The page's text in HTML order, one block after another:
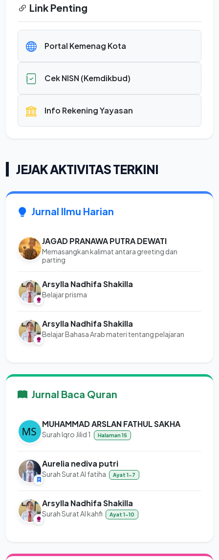
Link Penting
Portal Kemenag Kota
Cek NISN (Kemdikbud)
Info Rekening Yayasan
JEJAK AKTIVITAS TERKINI
Jurnal Ilmu Harian
JAGAD PRANAWA PUTRA DEWATI
Memasangkan kalimat antara greeting dan
parting
Arsylla Nadhifa Shakilla
Belajar prisma
Arsylla Nadhifa Shakilla
Belajar Bahasa Arab materi tentang pelajaran
Jurnal Baca Quran
MUHAMMAD ARSLAN FATHUL SAKHA
Surah Iqro Jilid 1 Halaman 15
Aurelia nediva putri
Surah Surat Al fatiha Ayat 1-7
Arsylla Nadhifa Shakilla
Surah Surat Al kahfi Ayat 1-10